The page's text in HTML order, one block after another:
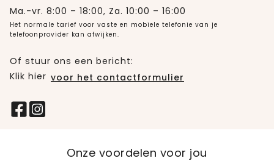
Ma.-vr. 8:00 – 18:00, Za. 10:00 – 16:00
Het normale tarief voor vaste en mobiele telefonie van je
telefoonprovider kan afwijken.
Of stuur ons een bericht:
Klik hier voor het contactformulier
Onze voordelen voor jou